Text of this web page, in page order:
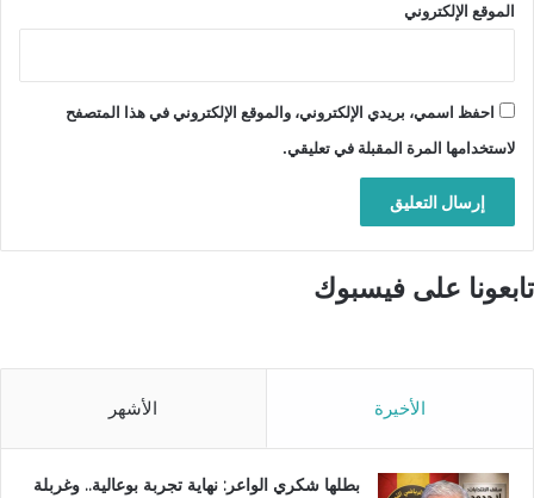
الموقع الإلكتروني
احفظ اسمي، بريدي الإلكتروني، والموقع الإلكتروني في هذا المتصفح
لاستخدامها المرة المقبلة في تعليقي.
تابعونا على فيسبوك
الأخيرة الأشهر
بطلها شكري الواعر: نهاية تجربة بوعالية.. وغربلة